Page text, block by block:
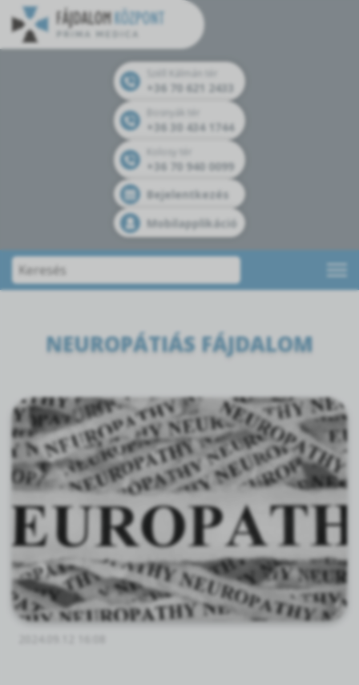
+36 70 621 2433
+36 30 434 1744
+36 70 940 0099
Bejelentkezés
Mobilapplikáció
NEUROPÁTIÁS FÁJDALOM